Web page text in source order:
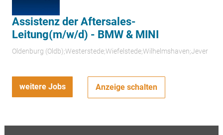
Assistenz der Aftersales-
Leitung(m/w/d) - BMW & MINI
Oldenburg (Oldb);Westerstede;Wiefelstede;Wilhelmshaven;Jever
weitere Jobs Anzeige schalten